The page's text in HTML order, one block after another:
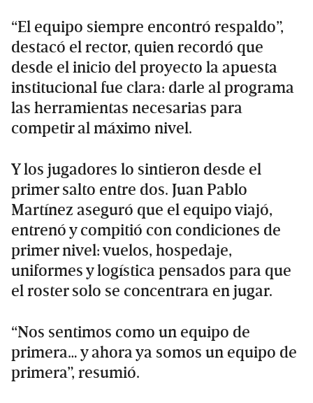
“El equipo siempre encontró respaldo”,
destacó el rector, quien recordó que
desde el inicio del proyecto la apuesta
institucional fue clara: darle al programa
las herramientas necesarias para
competir al máximo nivel.
Y los jugadores lo sintieron desde el
primer salto entre dos. Juan Pablo
Martínez aseguró que el equipo viajó,
entrenó y compitió con condiciones de
primer nivel: vuelos, hospedaje,
uniformes y logística pensados para que
el roster solo se concentrara en jugar.
“Nos sentimos como un equipo de
primera… y ahora ya somos un equipo de
primera”, resumió.